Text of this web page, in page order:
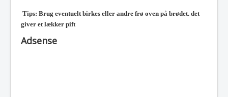
Tips: Brug eventuelt birkes eller andre frø oven på brødet. det
giver et lækker pift
Adsense